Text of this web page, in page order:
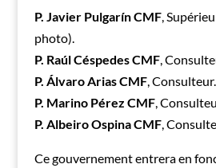
P. Javier Pulgarín CMF,
photo).
P. Raúl Céspedes CMF,
P. Álvaro Arias CMF, Consulteur.
P. Marino Pérez CMF,
P. Albeiro Ospina CMF,
Ce gouvernement entrera en